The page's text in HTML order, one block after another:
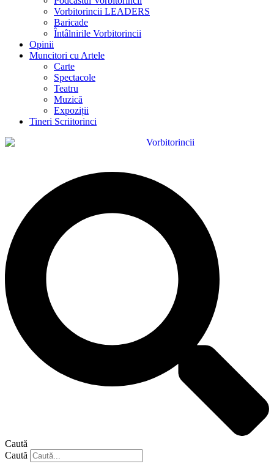
Vorbitorincii LEADERS
Baricade
Întâlnirile Vorbitorincii
Opinii
Muncitori cu Artele
Carte
Spectacole
Teatru
Muzică
Expoziții
Tineri Scriitorinci
Caută
Caută